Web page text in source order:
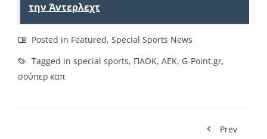
την Άντερλεχτ
Posted in Featured, Special Sports News
Tagged in special sports, ΠΑΟΚ, ΑΕΚ, G-Point.gr,
σούπερ καπ
Prev